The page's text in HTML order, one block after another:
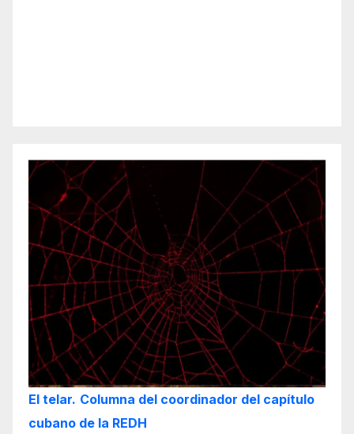
El telar. Columna del coordinador del capítulo
cubano de la REDH